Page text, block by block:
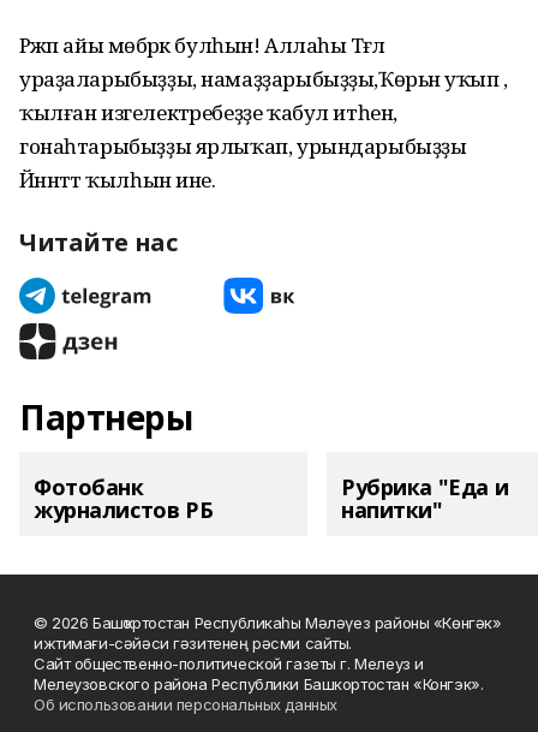
Рәжәп айы мөбәрәк булһын! Аллаһы Тәғәлә
ураҙаларыбыҙҙы, намаҙҙарыбыҙҙы,Ҡөрьән уҡып ,
ҡылған изгелектәребеҙҙе ҡабул итһен,
гонаһтарыбыҙҙы ярлыҡап, урындарыбыҙҙы
Йәннәттә ҡылһын ине.
Читайте нас
Партнеры
Фотобанк
журналистов РБ
Рубрика "Еда и
напитки"
© 2026 Башҡортостан Республикаһы Мәләүез районы «Көнгәк»
ижтимағи-сәйәси гәзитенең рәсми сайты.
Сайт общественно-политической газеты г. Мелеуз и
Мелеузовского района Республики Башкортостан «Конгэк».
Об использовании персональных данных